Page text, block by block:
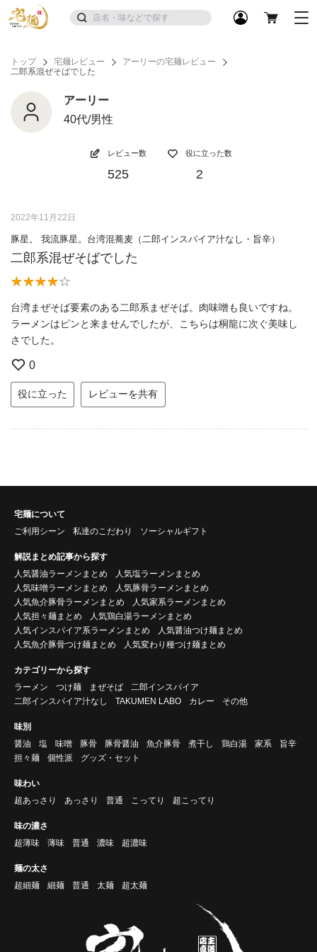
トップ 宅麺レビュー
アーリーの宅麺レビュー
二郎系混ぜそばでした
アーリー
40代/男性
レビュー数
525
役に立った数
2
2022年11月22日
豚星。 我流豚星。台湾混蕎麦（二郎インスパイア汁なし・旨辛）
二郎系混ぜそばでした
台湾まぜそば要素のある二郎系まぜそば。肉味噌も良いですね。
ラーメンはピンと来ませんでしたが、こちらは桐龍に次ぐ美味し
さでした。
0
役に立った レビューを共有
宅麺について
ご利用シーン
私達のこだわり ソーシャルギフト
解説まとめ記事から探す
人気醤油ラーメンまとめ
人気塩ラーメンまとめ
人気味噌ラーメンまとめ
人気豚骨ラーメンまとめ
人気魚介豚骨ラーメンまとめ
人気家系ラーメンまとめ
人気担々麺まとめ
人気鶏白湯ラーメンまとめ
人気インスパイア系ラーメンまとめ
人気醤油つけ麺まとめ
人気魚介豚骨つけ麺まとめ
人気変わり種つけ麺まとめ
カテゴリーから探す
ラーメン
つけ麺 まぜそば
二郎インスパイア
二郎インスパイア汁なし
TAKUMEN LABO カレー その他
味別
醤油
塩 味噌 豚骨 豚骨醤油 魚介豚骨 煮干し 鶏白湯 家系
旨辛
担々麺
個性派 グッズ・セット
味わい
超あっさり
あっさり 普通 こってり 超こってり
味の濃さ
超薄味
薄味 普通 濃味 超濃味
麺の太さ
超細麺
細麺 普通 太麺 超太麺